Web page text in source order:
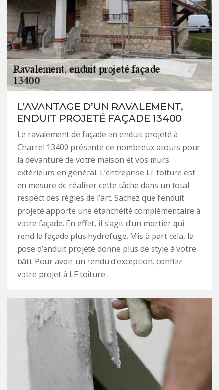
L’AVANTAGE D’UN RAVALEMENT,
ENDUIT PROJETÉ FAÇADE 13400
Le ravalement de façade en enduit projeté à
Charrel 13400 présente de nombreux atouts pour
la devanture de votre maison et vos murs
extérieurs en général. L’entreprise LF toiture est
en mesure de réaliser cette tâche dans un total
respect des règles de l’art. Sachez que l’enduit
projeté apporte une étanchéité complémentaire à
votre façade. En effet, il s’agit d’un mortier qui
rend la façade plus hydrofuge. Mis à part cela, la
pose d’enduit projeté donne plus de style à votre
bâti. Pour avoir un rendu d’exception, confiez
votre projet à LF toiture .